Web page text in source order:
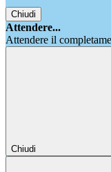
Chiudi
Attendere...
Attendere il
Chiudi